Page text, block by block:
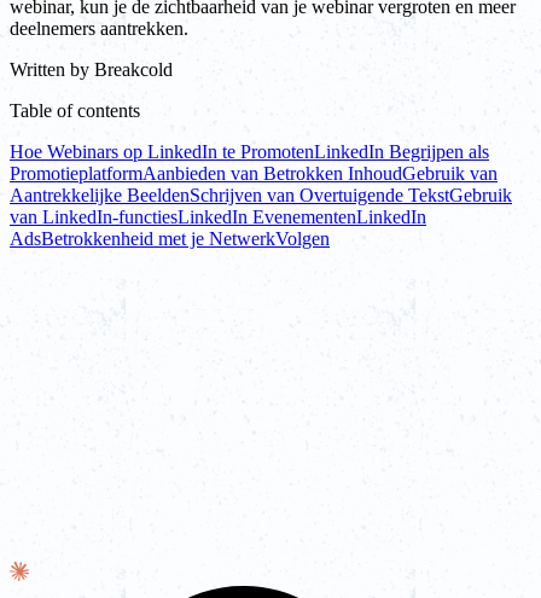
webinar, kun je de zichtbaarheid van je webinar vergroten en meer
deelnemers aantrekken.
Written by Breakcold
Table of contents
Hoe Webinars op LinkedIn te PromotenLinkedIn Begrijpen als
PromotieplatformAanbieden van Betrokken InhoudGebruik van
Aantrekkelijke BeeldenSchrijven van Overtuigende TekstGebruik
van LinkedIn-functiesLinkedIn EvenementenLinkedIn
AdsBetrokkenheid met je NetwerkVolgen